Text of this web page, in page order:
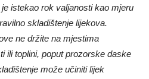
istekao rok valjanosti kao mjeru
skladištenje lijekova.
ne držite na mjestima
ili toplini, poput prozorske daske
može učiniti lijek